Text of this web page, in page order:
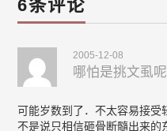
6条评论
2005-12-08
哪怕是挑文虱呢
可能岁数到了．不太容易接受
不是说只相信砸骨断髓出来的